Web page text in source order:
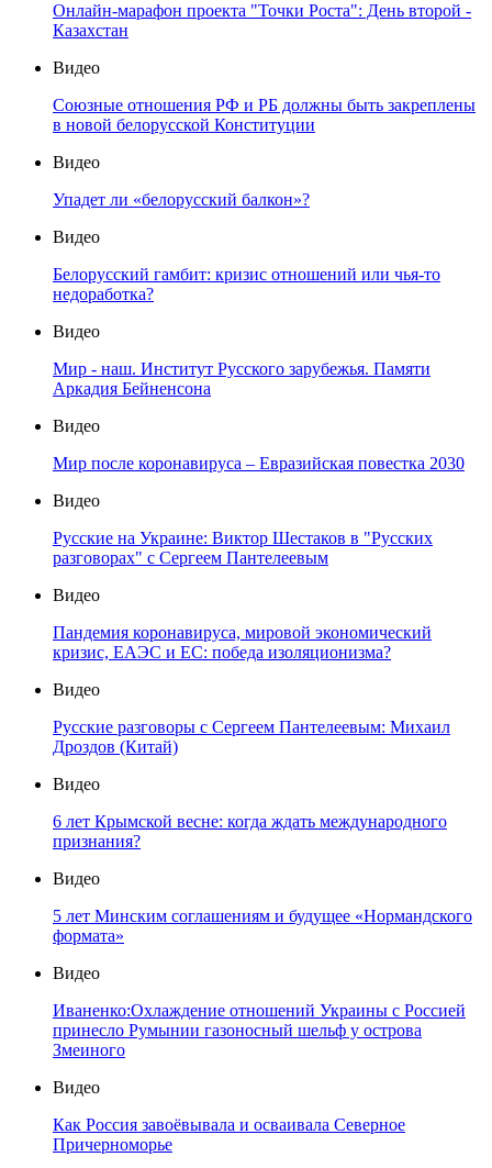
Онлайн-марафон проекта "Точки Роста": День второй -
Казахстан
Видео
Союзные отношения РФ и РБ должны быть закреплены
в новой белорусской Конституции
Видео
Упадет ли «белорусский балкон»?
Видео
Белорусский гамбит: кризис отношений или чья-то
недоработка?
Видео
Мир - наш. Институт Русского зарубежья. Памяти
Аркадия Бейненсона
Видео
Мир после коронавируса – Евразийская повестка 2030
Видео
Русские на Украине: Виктор Шестаков в "Русских
разговорах" с Сергеем Пантелеевым
Видео
Пандемия коронавируса, мировой экономический
кризис, ЕАЭС и ЕС: победа изоляционизма?
Видео
Русские разговоры с Сергеем Пантелеевым: Михаил
Дроздов (Китай)
Видео
6 лет Крымской весне: когда ждать международного
признания?
Видео
5 лет Минским соглашениям и будущее «Нормандского
формата»
Видео
Иваненко:Охлаждение отношений Украины с Россией
принесло Румынии газоносный шельф у острова
Змеиного
Видео
Как Россия завоёвывала и осваивала Северное
Причерноморье